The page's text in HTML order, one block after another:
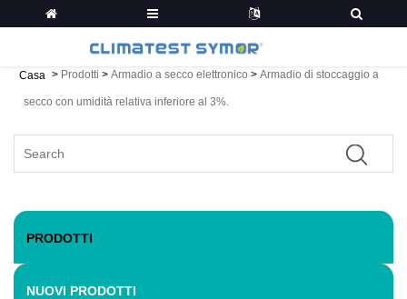
Casa > Prodotti > Armadio a secco elettronico > Armadio di stoccaggio a
secco con umidità relativa inferiore al 3%.
PRODOTTI
NUOVI PRODOTTI